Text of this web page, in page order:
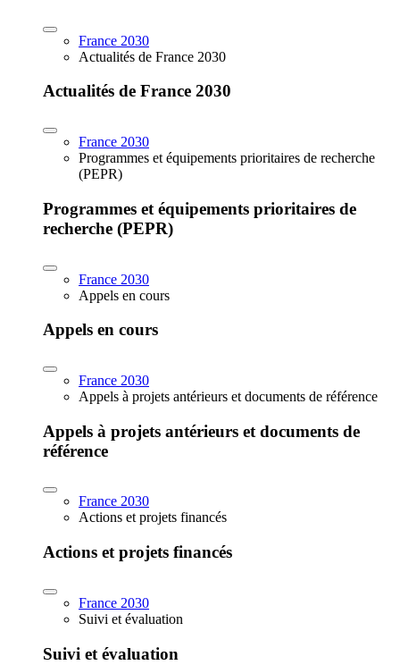
France 2030
Actualités de France 2030
Actualités de France 2030
France 2030
Programmes et équipements prioritaires de recherche
(PEPR)
Programmes et équipements prioritaires de
recherche (PEPR)
France 2030
Appels en cours
Appels en cours
France 2030
Appels à projets antérieurs et documents de référence
Appels à projets antérieurs et documents de
référence
France 2030
Actions et projets financés
Actions et projets financés
France 2030
Suivi et évaluation
Suivi et évaluation